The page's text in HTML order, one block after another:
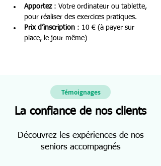
Apportez : Votre ordinateur ou tablette,
pour réaliser des exercices pratiques.
Prix d’inscription : 10 € (à payer sur
place, le jour même)
Témoignages
La confiance de nos clients
Découvrez les expériences de nos
seniors accompagnés